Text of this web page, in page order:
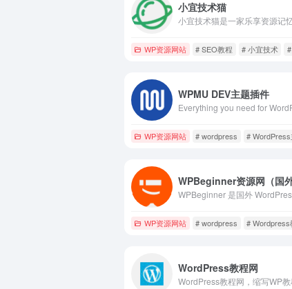
小宜技术猫
WP资源网站 # SEO教程 # 小宜技术
WPMU DEV主题插件
WP资源网站 # wordpress # WordPress
WPBeginner资源网（国外
WP资源网站 # wordpress # Wordpress
WordPress教程网